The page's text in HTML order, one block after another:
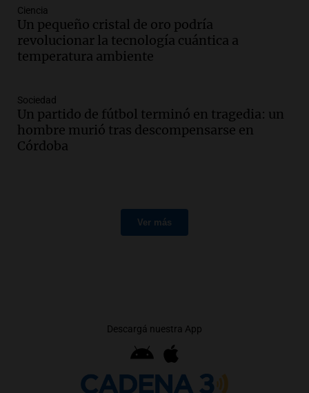
Ciencia
Un pequeño cristal de oro podría
revolucionar la tecnología cuántica a
temperatura ambiente
Sociedad
Un partido de fútbol terminó en tragedia: un
hombre murió tras descompensarse en
Córdoba
Ver más
Descargá nuestra App